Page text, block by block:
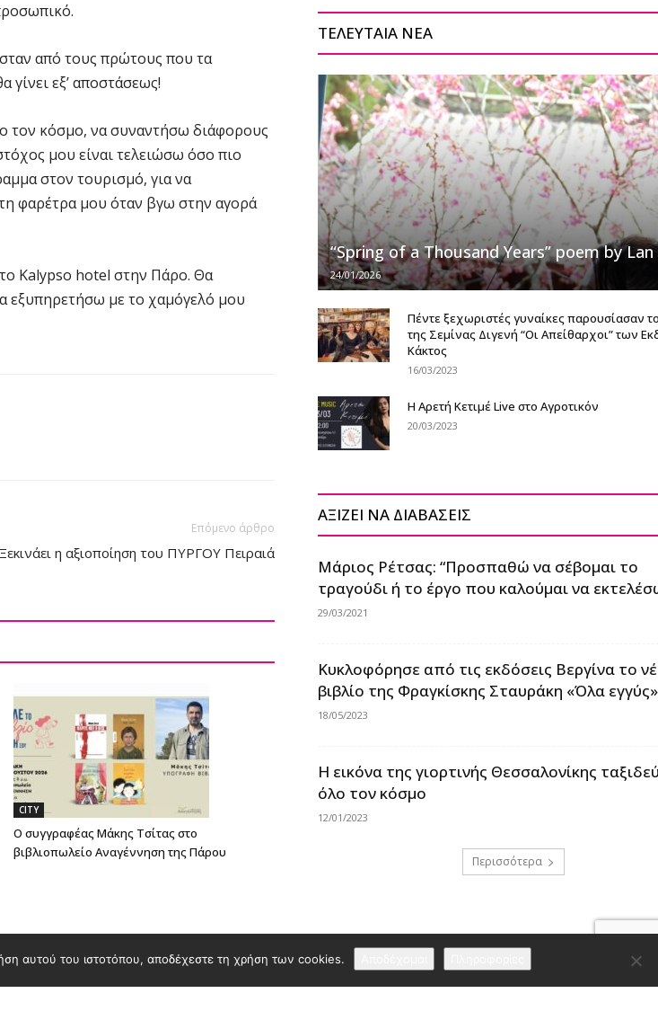
από τους πρώτους που τα
εξ’ αποστάσεως!
τον κόσμο, να συναντήσω διάφορους
μου είναι τελειώσω όσο πιο
στον τουρισμό, για να
φαρέτρα μου όταν βγω στην αγορά
Kalypso hotel στην Πάρο. Θα
εξυπηρετήσω με το χαμόγελό μου
Επόμενο άρθρο
Ξεκινάει η αξιοποίηση του ΠΥΡΓΟΥ Πειραιά
CITY
Ο συγγραφέας Μάκης Τσίτας στο
βιβλιοπωλείο Αναγέννηση της Πάρου
ΤΕΛΕΥΤΑΙΑ ΝΕΑ
“Spring of a Thousand Years” poem by Lan
24/01/2026
Πέντε ξεχωριστές γυναίκες παρουσίασαν
της Σεμίνας Διγενή “Οι Απείθαρχοι” των
Κάκτος
16/03/2023
Η Αρετή Κετιμέ Live στο Αγροτικόν
20/03/2023
ΑΞΙΖΕΙ ΝΑ ΔΙΑΒΑΣΕΙΣ
Μάριος Ρέτσας: “Προσπαθώ να σέβομαι το
τραγούδι ή το έργο που καλούμαι να
29/03/2021
Κυκλοφόρησε από τις εκδόσεις Βεργίνα το
βιβλίο της Φραγκίσκης Σταυράκη «Όλα εγγύς»
18/05/2023
Η εικόνα της γιορτινής Θεσσαλονίκης
όλο τον κόσμο
12/01/2023
Περισσότερα
αυτού του ιστοτόπου, αποδέχεστε τη χρήση των cookies.